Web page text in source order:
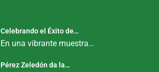
Celebrando el Éxito de…
En una vibrante muestra…
Pérez Zeledón da la…